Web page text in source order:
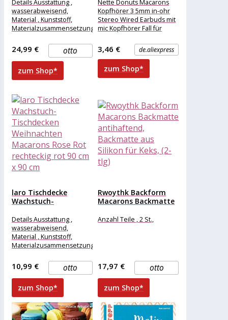
Macarons Rose Rot...
Details Ausstattung ,
wasserabweisend,
Material , Kunststoff,
Materialzusammensetzung
Gewicht Breite , 200 cm,
Länge , 140
otto
24,99 €
zum Shop*
Nette Donuts Macarons
Kopfhörer 3 5mm in-ohr
Stereo Wired Earbuds mit
mic Kopfhörer Fall für
de.aliexpress
3,46 €
zum Shop*
laro Tischdecke
Wachstuch-
Weihnachten
Macarons Rose Rot...
Details Ausstattung ,
wasserabweisend,
Material , Kunststoff,
Materialzusammensetzung
Gewicht Breite , 90 cm,
Länge , 90
otto
10,99 €
zum Shop*
Rwoythk Backform
Macarons Backmatte
Backmatte aus...
Anzahl Teile , 2 St.,
otto
17,97 €
zum Shop*